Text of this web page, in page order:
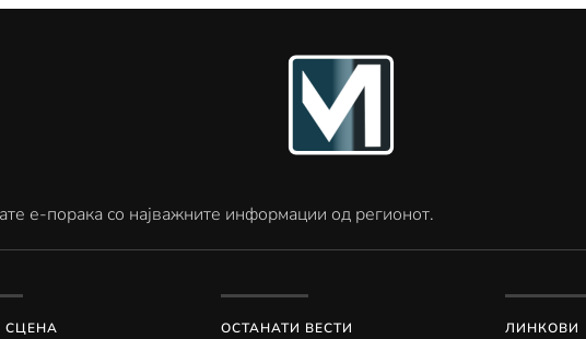
е-порака со најважните информации од регионот.
СЦЕНА ОСТАНАТИ ВЕСТИ ЛИНКОВИ